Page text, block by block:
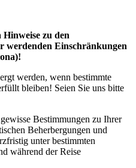
Hinweise zu den
werdenden Einschränkungen
werden, wenn bestimmte
bleiben! Seien Sie uns bitte
Bestimmungen zu Ihrer
Beherbergungen und
unter bestimmten
während der Reise